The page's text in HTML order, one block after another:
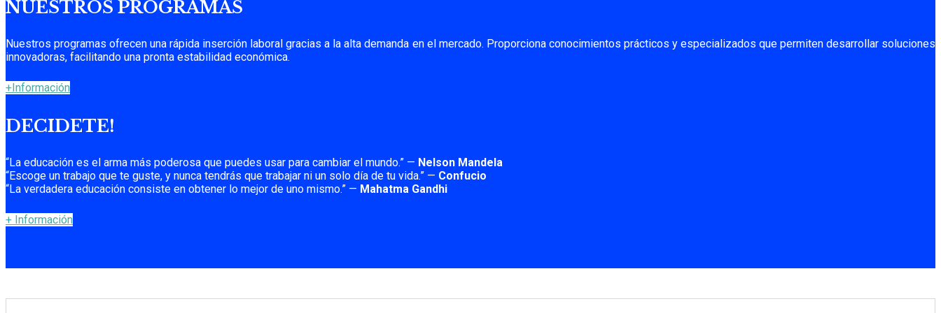
NUESTROS PROGRAMAS
Nuestros programas ofrecen una rápida inserción laboral gracias a la alta demanda en el mercado. Proporciona conocimientos prácticos y especializados que permiten desarrollar soluciones
innovadoras, facilitando una pronta estabilidad económica.
+Información
DECIDETE!
“La educación es el arma más poderosa que puedes usar para cambiar el mundo.” — Nelson Mandela
“Escoge un trabajo que te guste, y nunca tendrás que trabajar ni un solo día de tu vida.” — Confucio
“La verdadera educación consiste en obtener lo mejor de uno mismo.” — Mahatma Gandhi
+ Información